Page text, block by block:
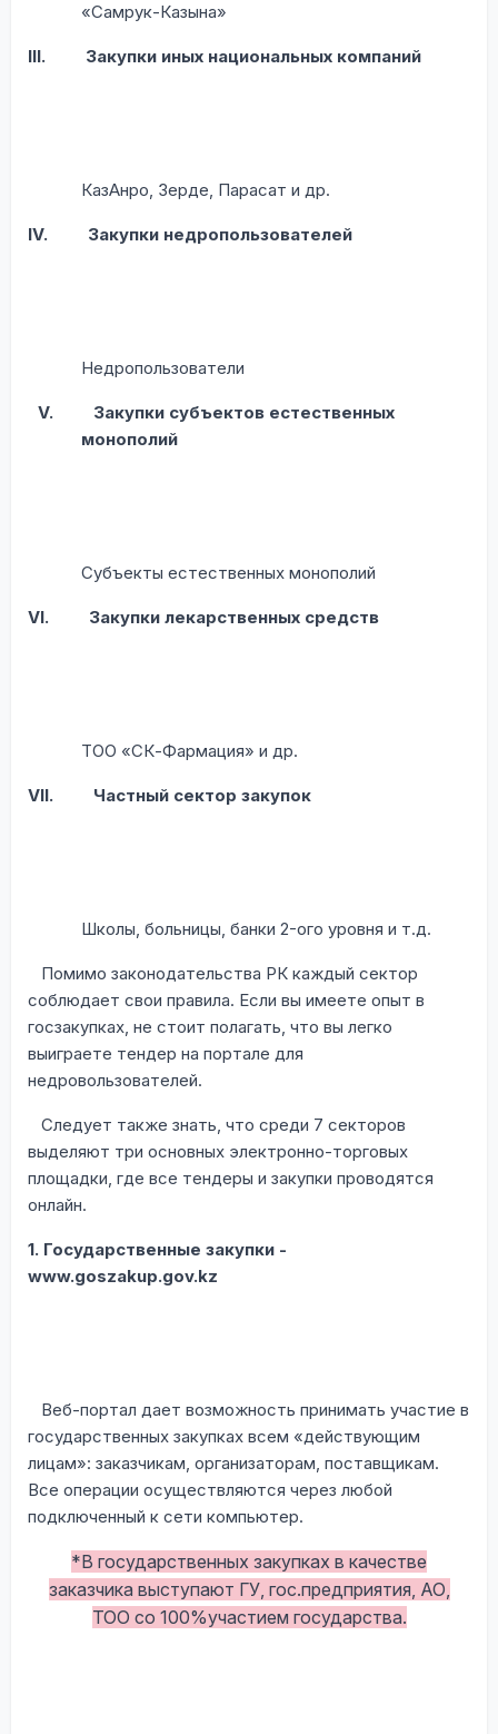
«Самрук-Казына»
III. Закупки иных национальных компаний
КазАнро, Зерде, Парасат и др.
IV. Закупки недропользователей
Недропользователи
V.
Закупки субъектов естественных
монополий
Субъекты естественных монополий
VI. Закупки лекарственных средств
ТОО «СК-Фармация» и др.
VII. Частный сектор закупок
Школы, больницы, банки 2-ого уровня и т.д.
Помимо законодательства РК каждый сектор
соблюдает свои правила. Если вы имеете опыт в
госзакупках, не стоит полагать, что вы легко
выиграете тендер на портале для
недровользователей.
Следует также знать, что среди 7 секторов
выделяют три основных электронно-торговых
площадки, где все тендеры и закупки проводятся
онлайн.
1. Государственные закупки -
www.goszakup.gov.kz
Веб-портал дает возможность принимать участие в
государственных закупках всем «действующим
лицам»: заказчикам, организаторам, поставщикам.
Все операции осуществляются через любой
подключенный к сети компьютер.
*В государственных закупках в качестве
заказчика выступают ГУ, гос.предприятия, АО,
ТОО со 100%участием государства.